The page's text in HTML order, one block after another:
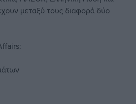
μεταξύ τους διαφορά δύο